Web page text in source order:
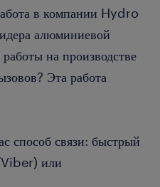
в компании Hydro
алюминиевой
на производстве
Эта работа
способ связи: быстрый
или